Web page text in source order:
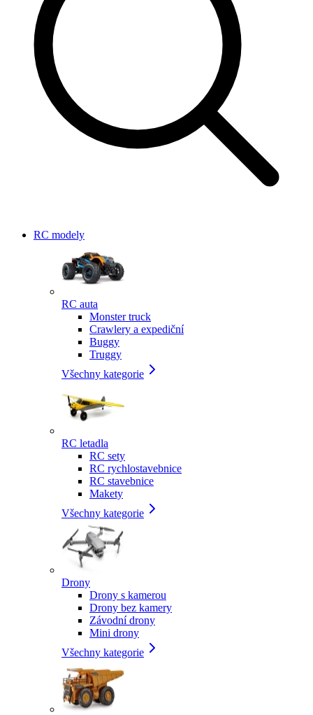
RC modely
RC auta
Monster truck
Crawlery a expediční
Buggy
Truggy
Všechny kategorie
RC letadla
RC sety
RC rychlostavebnice
RC stavebnice
Makety
Všechny kategorie
Drony
Drony s kamerou
Drony bez kamery
Závodní drony
Mini drony
Všechny kategorie